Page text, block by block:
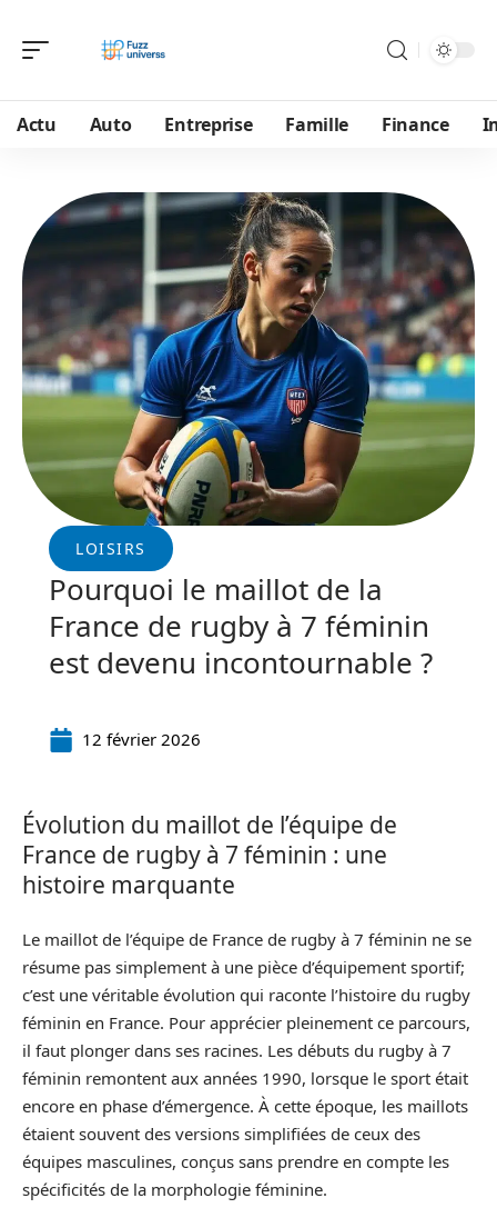
Actu Auto Entreprise Famille Finance
LOISIRS
Pourquoi le maillot de la
France de rugby à 7 féminin
est devenu incontournable ?
12 février 2026
Évolution du maillot de l’équipe de
France de rugby à 7 féminin : une
histoire marquante
Le maillot de l’équipe de France de rugby à 7 féminin ne se
résume pas simplement à une pièce d’équipement sportif;
c’est une véritable évolution qui raconte l’histoire du rugby
féminin en France. Pour apprécier pleinement ce parcours,
il faut plonger dans ses racines. Les débuts du rugby à 7
féminin remontent aux années 1990, lorsque le sport était
encore en phase d’émergence. À cette époque, les maillots
étaient souvent des versions simplifiées de ceux des
équipes masculines, conçus sans prendre en compte les
spécificités de la morphologie féminine.